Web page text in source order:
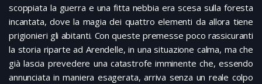
scoppiata la guerra e una fitta nebbia era scesa sulla foresta
incantata, dove la magia dei quattro elementi da allora tiene
prigionieri gli abitanti. Con queste premesse poco rassicuranti
la storia riparte ad Arendelle, in una situazione calma, ma che
già lascia prevedere una catastrofe imminente che, essendo
annunciata in maniera esagerata, arriva senza un reale colpo